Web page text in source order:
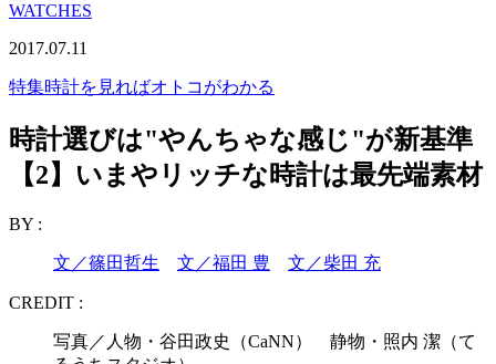
WATCHES
2017.07.11
特集時計を見ればオトコがわかる
時計選びは"やんちゃな感じ"が新基準
【2】いまやリッチな時計は最先端素材
BY :
文／篠田哲生 文／福田 豊 文／柴田 充
CREDIT :
写真／人物・谷田政史（CaNN） 静物・照内 潔（て